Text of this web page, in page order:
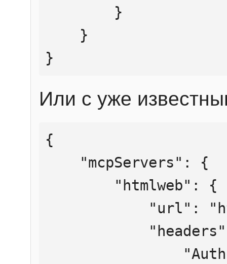
}
Или с уже
{